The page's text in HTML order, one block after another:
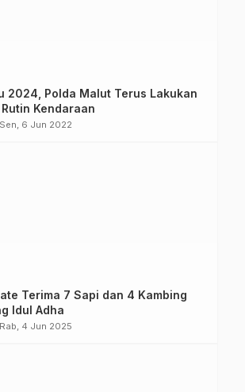
2024, Polda Malut Terus Lakukan
Kendaraan
Sen, 6 Jun 2022
Terima 7 Sapi dan 4 Kambing
Idul Adha
Rab, 4 Jun 2025